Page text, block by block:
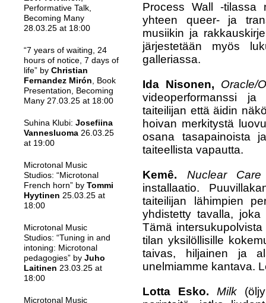
Performative Talk,
Becoming Many
28.03.25 at 18:00
“7 years of waiting, 24
hours of notice, 7 days of
life” by Christian
Fernandez Mirón , Book
Presentation, Becoming
Many 27.03.25 at 18:00
Suhina Klubi: Josefiina
Vannesluoma 26.03.25
at 19:00
Microtonal Music
Studios: “Microtonal
French horn” by Tommi
Hyytinen 25.03.25 at
18:00
Microtonal Music
Studios: “Tuning in and
intoning: Microtonal
pedagogies” by Juho
Laitinen 23.03.25 at
18:00
Microtonal Music
Process Wall
-tilassa
yhteen queer- ja
musiikin ja
järjestetään myös
galleriassa.
Ida Nisonen,
Oracle/
videoperformanssi
taiteilijan että äidin
hoivan merkitystä
osana tasapainoista
taiteellista vapautta.
Kemê.
Nuclear
installaatio.
taiteilijan lähimpien
yhdistetty tavalla,
Tämä
tilan yksilöllisille
taivas, hiljainen ja
unelmiamme kantava.
Lotta Esko.
Milk